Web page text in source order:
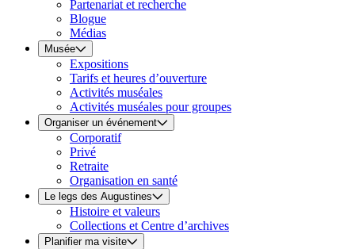
Partenariat et recherche
Blogue
Médias
Musée
Expositions
Tarifs et heures d’ouverture
Activités muséales
Activités muséales pour groupes
Organiser un événement
Corporatif
Privé
Retraite
Organisation en santé
Le legs des Augustines
Histoire et valeurs
Collections et Centre d’archives
Planifier ma visite